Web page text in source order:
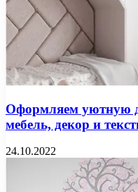
Оформляем уютную
мебель, декор и
24.10.2022